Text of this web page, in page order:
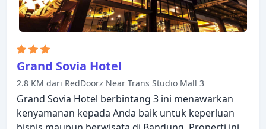
Grand Sovia Hotel
2.8 KM dari RedDoorz Near Trans Studio Mall 3
Grand Sovia Hotel berbintang 3 ini menawarkan
kenyamanan kepada Anda baik untuk keperluan